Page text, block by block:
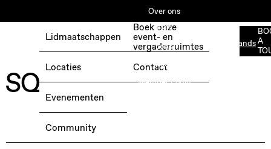
BOEK EEN GRATIS TESTDAG →
Over ons
ESG
Jobs
Media
Member Login
Nederlands
Lidmaatschappen
Locaties
Evenementen
Community
Boek onze
event- en
vergaderruimtes
Contact
A